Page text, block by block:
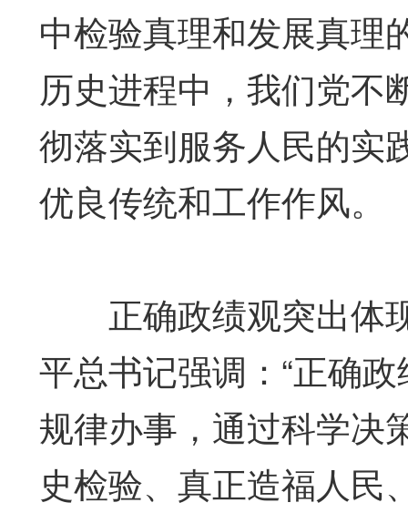
中检验真理和发展真理
历史进程中，我们党不
彻落实到服务人民的实
优良传统和工作作风。
正确政绩观突出体
平总书记强调：“正确
规律办事，通过科学决
史检验、真正造福人民